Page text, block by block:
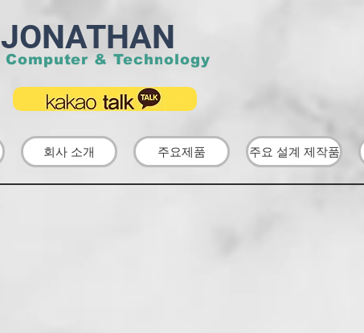
JONATHAN
Computer & Technology
회사 소개 주요제품 주요 설계 제작품